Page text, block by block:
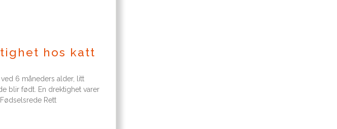
hos katt
6 måneders alder, litt
blir født. En drektighet varer
Rett